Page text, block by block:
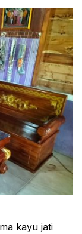
kayu jati